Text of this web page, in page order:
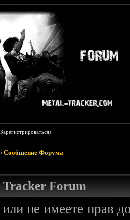
Зарегистрироваться)
›Сообщение Форума
Forum
не имеете прав